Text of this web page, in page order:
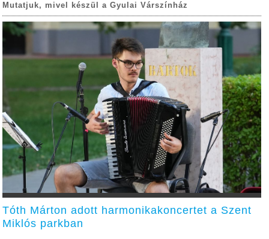
Mutatjuk, mivel készül a Gyulai Várszínház
Tóth Márton adott harmonikakoncertet a Szent
Miklós parkban